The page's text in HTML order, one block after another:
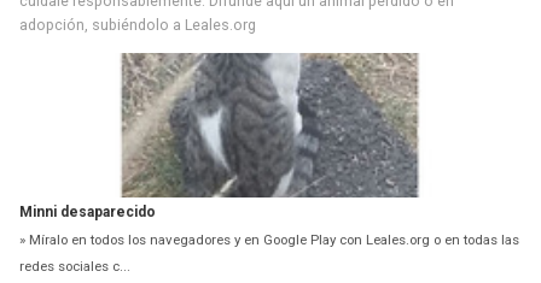
adopción, subiéndolo a Leales.org
Minni desaparecido
» Míralo en todos los navegadores y en Google Play con Leales.org o en todas las
redes sociales c...